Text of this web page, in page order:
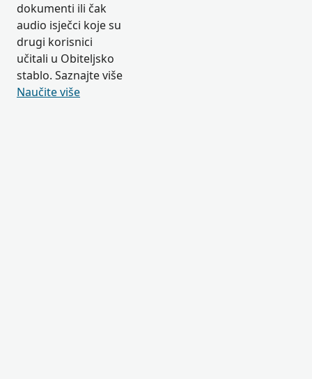
dokumenti ili čak
audio isječci koje su
drugi korisnici
učitali u Obiteljsko
stablo. Saznajte više
Naučite više